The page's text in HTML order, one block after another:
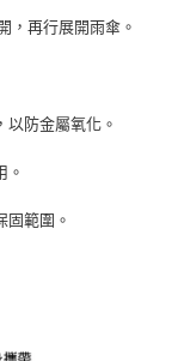
，再行展開雨傘。
以防金屬氧化。
。
固範圍。